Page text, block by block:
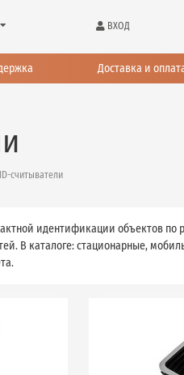
ВХОД
Доставка и
считыватели
идентификации объектов по
В каталоге: стационарные,